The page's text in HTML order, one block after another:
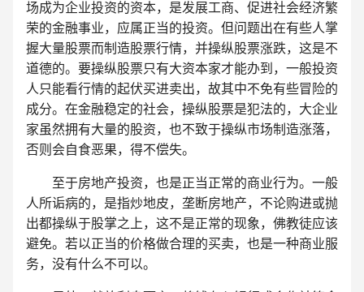
场成为企业投资的资本，是发展工商、促进社会经济繁
荣的金融事业，应属正当的投资。但问题出在有些人掌
握大量股票而制造股票行情，并操纵股票涨跌，这是不
道德的。要操纵股票只有大资本家才能办到，一般投资
人只能看行情的起伏买进卖出，故其中不免有些冒险的
成分。在金融稳定的社会，操纵股票是犯法的，大企业
家虽然拥有大量的股资，也不致于操纵市场制造涨落，
否则会自食恶果，得不偿失。
至于房地产投资，也是正当正常的商业行为。一般
人所诟病的，是指炒地皮，垄断房地产，不论购进或抛
出都操纵于股掌之上，这不是正常的现象，佛教徒应该
避免。若以正当的价格做合理的买卖，也是一种商业服
务，没有什么不可以。